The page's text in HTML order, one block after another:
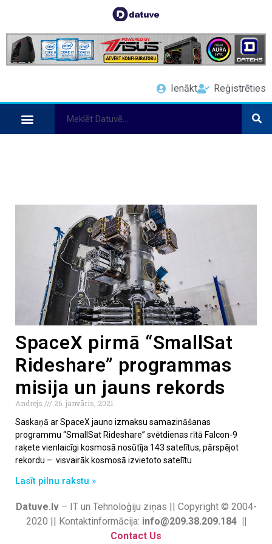
Ienākt Reģistrēties
SpaceX pirmā “SmallSat
Rideshare” programmas
misija un jauns rekords
Andrejs
26. janvāris, 2021
Saskaņā ar SpaceX jauno izmaksu samazināšanas
programmu “SmallSat Rideshare” svētdienas rītā Falcon-9
raķete vienlaicīgi kosmosā nosūtīja 143 satelītus, pārspējot
rekordu – visvairāk kosmosā izvietoto satelītu
Lasīt pilnu rakstu »
Datuve.lv– IT un Tehnoloģiju ziņas || Copyright © 2004-
2020 || Kontaktinformācija: info@209.38.209.184 ||
Contact Us